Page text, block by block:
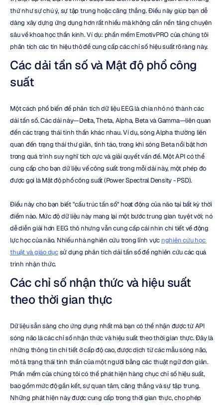
thứ như sự chú ý, sự tập trung hoặc căng thẳng. Điều này giúp bạn dễ
dàng xây dựng ứng dụng hơn rất nhiều mà không cần nền tảng chuyên
sâu về khoa học thần kinh. Ví dụ: phần mềm EmotivPRO của chúng tôi
phân tích các tín hiệu thô để cung cấp các chỉ số hiệu suất rõ ràng này.
Các dải tần số và Mật độ phổ công
suất
Một cách phổ biến để phân tích dữ liệu EEG là chia nhỏ nó thành các
dải tần số. Các dải này—Delta, Theta, Alpha, Beta và Gamma—liên quan
đến các trạng thái tinh thần khác nhau. Ví dụ, sóng Alpha thường liên
quan đến trạng thái thư giãn, tỉnh táo, trong khi sóng Beta nổi bật hơn
trong quá trình suy nghĩ tích cực và giải quyết vấn đề. Một API có thể
cung cấp cho bạn dữ liệu về công suất trong mỗi dải này, một phép đo
được gọi là Mật độ phổ công suất (Power Spectral Density - PSD).
Điều này cho bạn biết "cấu trúc tần số" hoạt động của não tại bất kỳ thời
điểm nào. Mức độ dữ liệu này mang lại một bước trung gian tuyệt vời; nó
dễ diễn giải hơn EEG thô nhưng vẫn cung cấp cái nhìn chi tiết về động
lực học của não. Nhiều nhà nghiên cứu trong lĩnh vực nghiên cứu học
thuật và giáo dục sử dụng phân tích dải tần số để nghiên cứu các quá
trình nhận thức.
Các chỉ số nhận thức và hiệu suất
theo thời gian thực
Dữ liệu sẵn sàng cho ứng dụng nhất mà bạn có thể nhận được từ API
sóng não là các chỉ số nhận thức và hiệu suất theo thời gian thực. Đây là
những thông tin chi tiết ở cấp độ cao, được dịch từ các mẫu sóng não,
mô tả trạng thái tinh thần của một người bằng các thuật ngữ đơn giản.
Phần mềm của chúng tôi có thể phát hiện hàng chục chỉ số hiệu suất,
bao gồm mức độ gắn kết, sự quan tâm, căng thẳng và sự tập trung.
Những phát hiện này được cung cấp trong thời gian thực, cho phép